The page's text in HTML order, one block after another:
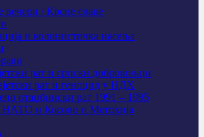
вечери / Крсне славе
и колонистичка насеља
рат и српски добровољци
рат и геноцид у НДХ
отаџбински рат 1991 – 1995
НАТО и Косово и Метохија